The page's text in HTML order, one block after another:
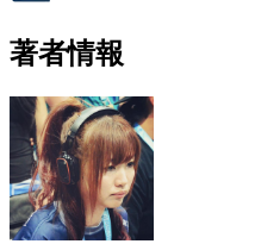
著者情報